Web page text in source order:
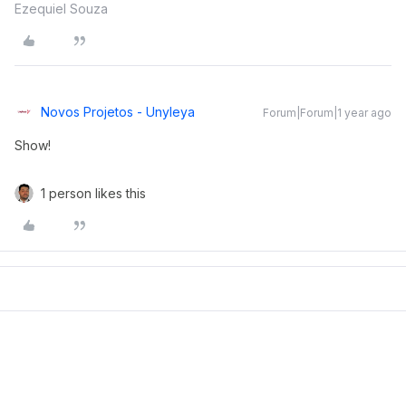
Ezequiel Souza
Novos Projetos - Unyleya Forum|Forum|1 year ago
Show!
1 person likes this